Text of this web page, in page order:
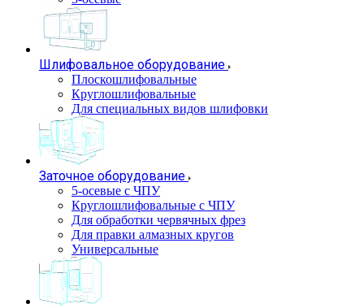
Шлифовальное оборудование
Плоскошлифовальные
Круглошлифовальные
Для специальных видов шлифовки
Заточное оборудование
5-осевые с ЧПУ
Круглошлифовальные с ЧПУ
Для обработки червячных фрез
Для правки алмазных кругов
Универсальные